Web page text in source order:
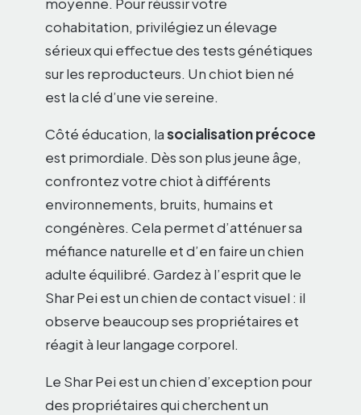
cohabitation, privilégiez un élevage
sérieux qui effectue des tests génétiques
sur les reproducteurs. Un chiot bien né
est la clé d’une vie sereine.
Côté éducation, lasocialisation précoce
est primordiale. Dès son plus jeune âge,
confrontez votre chiot à différents
environnements, bruits, humains et
congénères. Cela permet d’atténuer sa
méfiance naturelle et d’en faire un chien
adulte équilibré. Gardez à l’esprit que le
Shar Pei est un chien de contact visuel : il
observe beaucoup ses propriétaires et
réagit à leur langage corporel.
Le Shar Pei est un chien d’exception pour
des propriétaires qui cherchent un